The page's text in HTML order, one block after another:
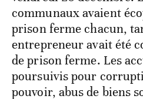
communaux avaient
prison ferme chacun,
entrepreneur avait été
de prison ferme. Les
poursuivis pour
pouvoir, abus de biens